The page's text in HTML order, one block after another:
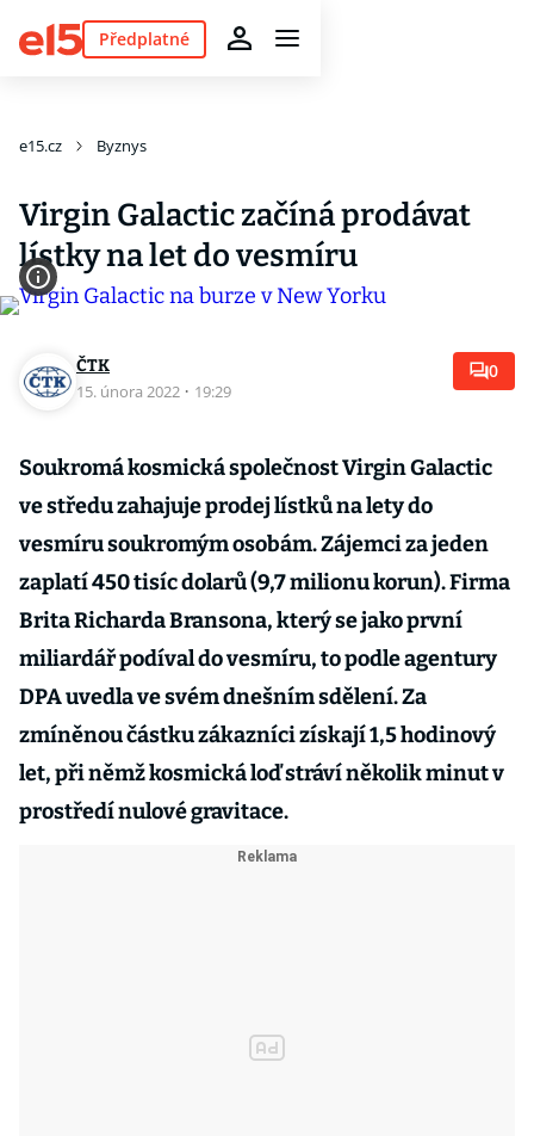
Předplatné
e15.cz Byznys
Virgin Galactic začíná prodávat
lístky na let do vesmíru
ČTK
15. února 2022 · 19:29
0
Soukromá kosmická společnost Virgin Galactic
ve středu zahajuje prodej lístků na lety do
vesmíru soukromým osobám. Zájemci za jeden
zaplatí 450 tisíc dolarů (9,7 milionu korun). Firma
Brita Richarda Bransona, který se jako první
miliardář podíval do vesmíru, to podle agentury
DPA uvedla ve svém dnešním sdělení. Za
zmíněnou částku zákazníci získají 1,5 hodinový
let, při němž kosmická loď stráví několik minut v
prostředí nulové gravitace.